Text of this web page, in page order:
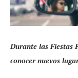
Durante las Fiestas
conocer nuevos